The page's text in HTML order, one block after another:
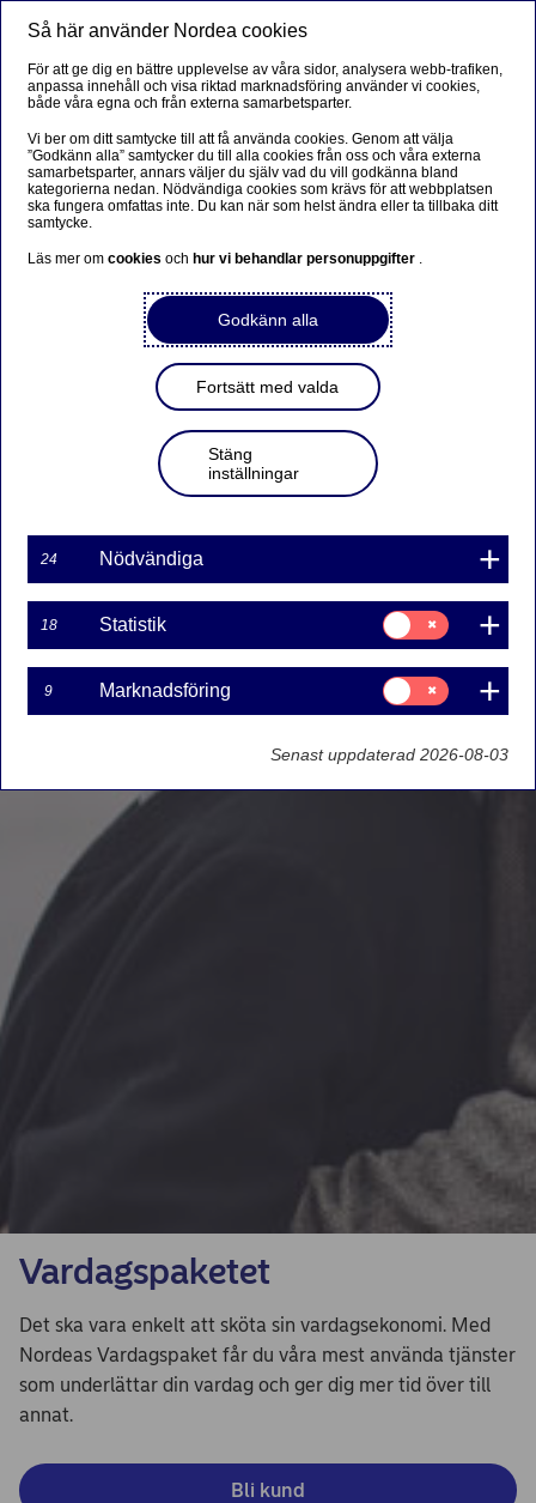
Vardagspaketet
Det ska vara enkelt att sköta sin vardagsekonomi. Med
Nordeas Vardagspaket får du våra mest använda tjänster
som underlättar din vardag och ger dig mer tid över till
annat.
Bli kund
Så här använder Nordea cookies
För att ge dig en bättre upplevelse av våra sidor, analysera webb-trafiken,
anpassa innehåll och visa riktad marknadsföring använder vi cookies,
både våra egna och från externa samarbetsparter.
Vi ber om ditt samtycke till att få använda cookies. Genom att välja
”Godkänn alla” samtycker du till alla cookies från oss och våra externa
samarbetsparter, annars väljer du själv vad du vill godkänna bland
kategorierna nedan. Nödvändiga cookies som krävs för att webbplatsen
ska fungera omfattas inte. Du kan när som helst ändra eller ta tillbaka ditt
samtycke.
Läs mer omcookiesoch hur vi behandlar personuppgifter .
Godkänn alla
Fortsätt med valda
Stäng
inställningar
24 Nödvändiga
18 Statistik
Samtycke
för:
Statistik
9 Marknadsföring
Samtycke
för:
Marknadsföring
Senast uppdaterad 2026-08-03